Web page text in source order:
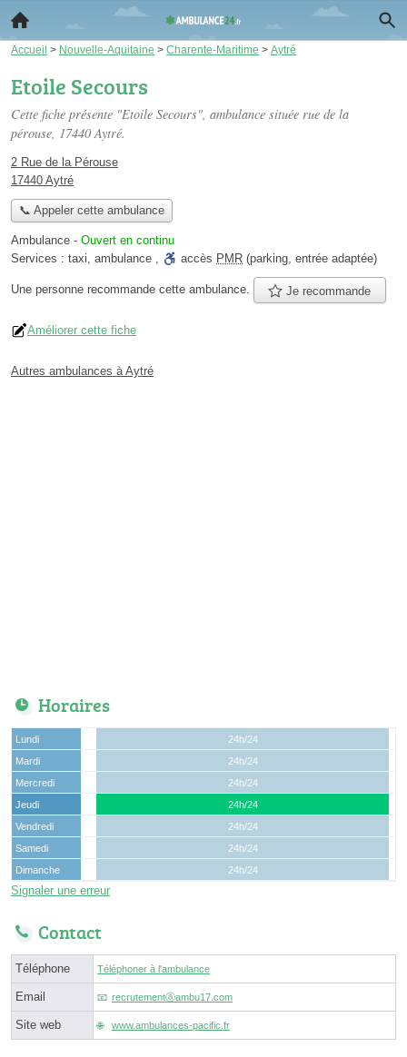
Accueil > Nouvelle-Aquitaine > Charente-Maritime > Aytré
Etoile Secours
Cette fiche présente "Etoile Secours", ambulance située rue de la
pérouse, 17440 Aytré.
2 Rue de la Pérouse
17440 Aytré
📞 Appeler cette ambulance
Ambulance - Ouvert en continu
Services : taxi, ambulance , accès PMR (parking, entrée adaptée)
Une personne recommande cette ambulance. Je recommande
Améliorer cette fiche
Autres ambulances à Aytré
Horaires
Lundi
24h/24
Mardi
24h/24
Mercredi
24h/24
Jeudi
24h/24
Vendredi
24h/24
Samedi
24h/24
Dimanche
24h/24
Signaler une erreur
Contact
Téléphone Téléphoner à l'ambulance
Email recrutementⓐambu17.com
Site web www.ambulances-pacific.fr